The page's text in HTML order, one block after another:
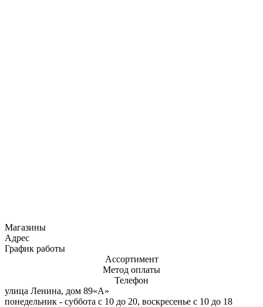
Магазины
Адрес
График работы
Ассортимент
Метод оплаты
Телефон
улица Ленина, дом 89«А»
понедельник - суббота с 10 до 20, воскресенье с 10 до 18